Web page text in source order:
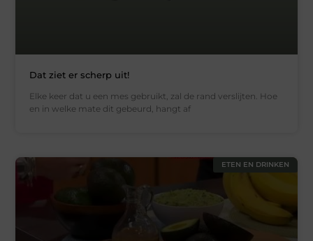
Dat ziet er scherp uit!
Elke keer dat u een mes gebruikt, zal de rand verslijten. Hoe
en in welke mate dit gebeurd, hangt af
ETEN EN DRINKEN